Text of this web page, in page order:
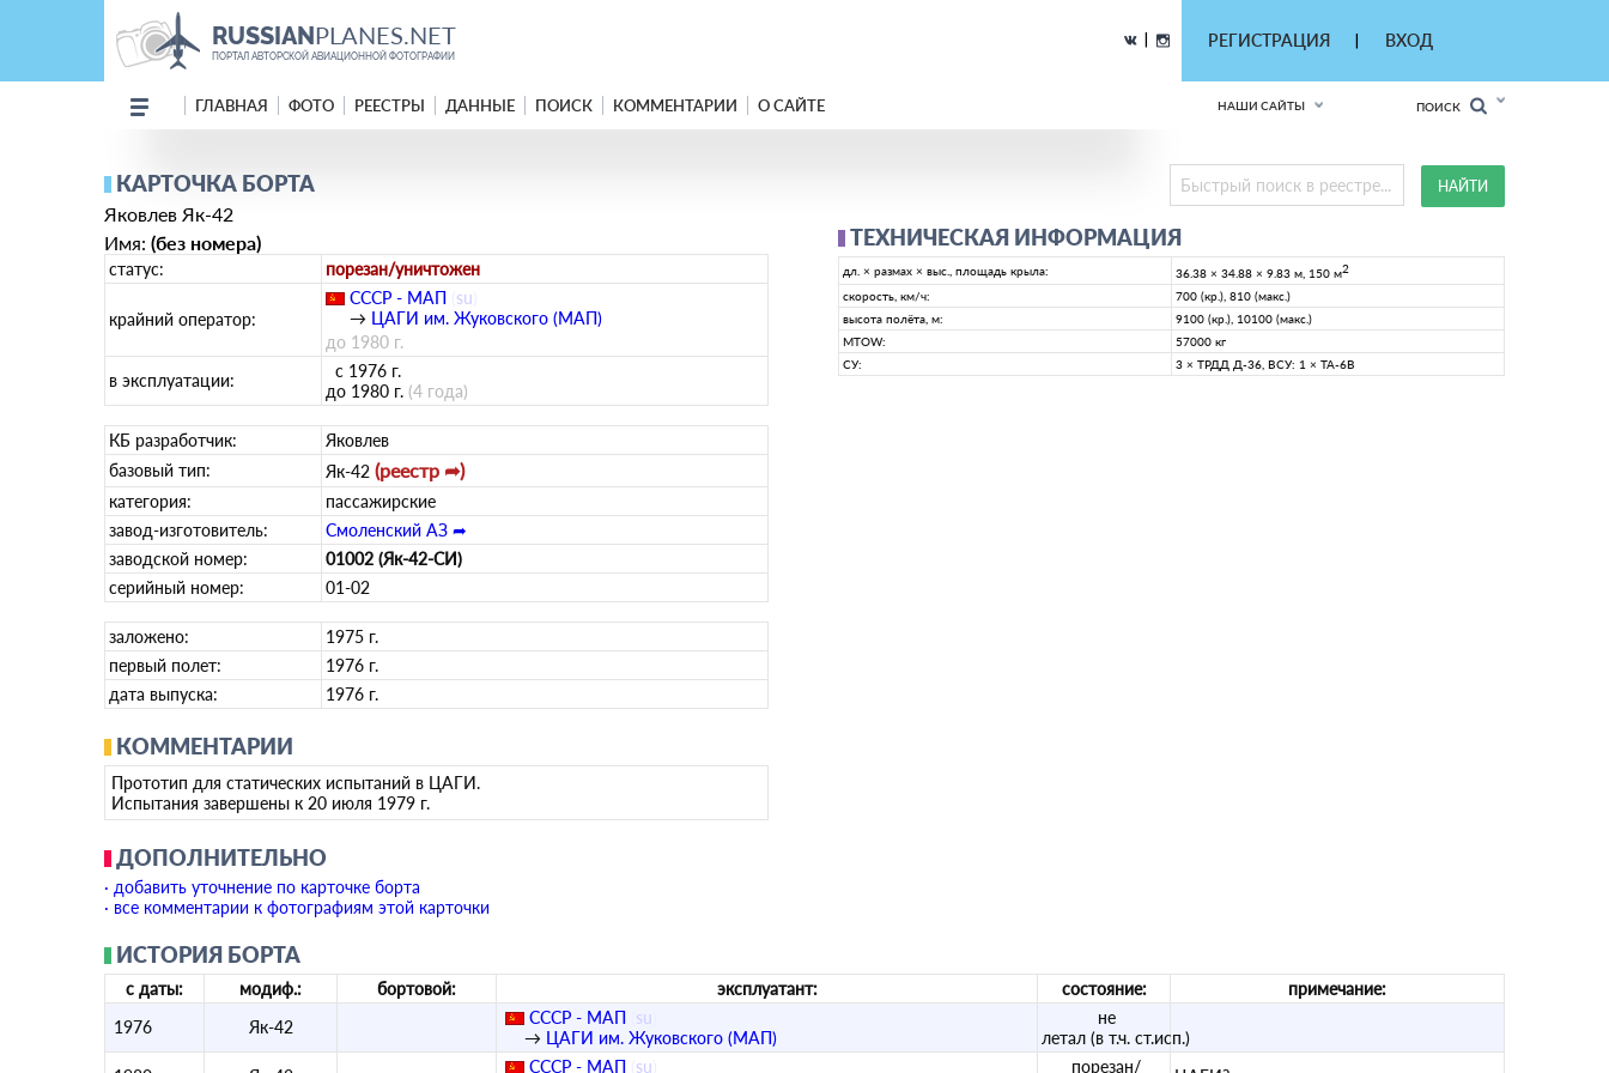
RUSSIANPLANES.NET
ПОРТАЛ АВТОРСКОЙ АВИАЦИОННОЙ ФОТОГРАФИИ
РЕГИСТРАЦИЯ ВХОД
ГЛАВНАЯ ФОТО РЕЕСТРЫ ДАННЫЕ ПОИСК КОММЕНТАРИИ О САЙТЕ НАШИ САЙТЫ ПОИСК
КАРТОЧКА БОРТА
Яковлев Як-42
Имя: (без номера)
статус: порезан/уничтожен
крайний оператор:
СССР - МАП su
→ ЦАГИ им. Жуковского (МАП)
до 1980 г.
в эксплуатации:
с 1976 г.
до 1980 г. (4 года)
КБ разработчик:
Яковлев
базовый тип:
Як-42 (реестр ➦)
категория:
пассажирские
завод-изготовитель:
Смоленский АЗ ➦
заводской номер:
01002 (Як-42-СИ)
серийный номер:
01-02
заложено:
1975 г.
первый полет:
1976 г.
дата выпуска:
1976 г.
КОММЕНТАРИИ
Прототип для статических испытаний в ЦАГИ.
Испытания завершены к 20 июля 1979 г.
ТЕХНИЧЕСКАЯ ИНФОРМАЦИЯ
дл. × размах × выс., площадь крыла: 36.38 × 34.88 × 9.83 м, 150 м2
скорость, км/ч:
700 (кр.), 810 (макс.)
высота полёта, м:
9100 (кр.), 10100 (макс.)
MTOW:
57000 кг
СУ:
3 × ТРДД Д-36, ВСУ: 1 × ТА-6В
ДОПОЛНИТЕЛЬНО
· добавить уточнение по карточке борта
· все комментарии к фотографиям этой карточки
ИСТОРИЯ БОРТА
с даты: модиф.: бортовой: эксплуатант: состояние:
примечание:
1976
Як-42 СССР - МАП su
→ ЦАГИ им. Жуковского (МАП)
не
летал (в т.ч. ст.исп.)
СССР - МАП su
порезан/